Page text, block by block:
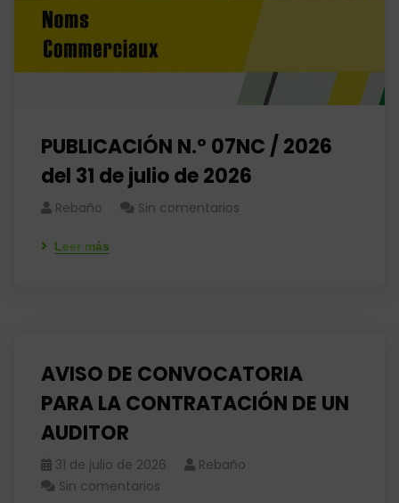
PUBLICACIÓN N.° 07NC / 2026
del 31 de julio de 2026
Rebaño Sin comentarios
Leer más
AVISO DE CONVOCATORIA
PARA LA CONTRATACIÓN DE UN
AUDITOR
31 de julio de 2026
Rebaño
Sin comentarios